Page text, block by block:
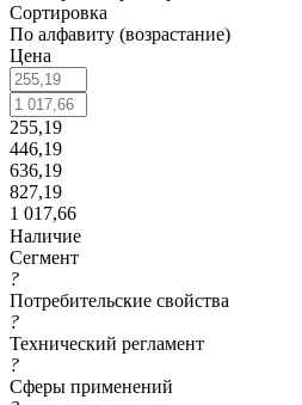
Сортировка
По алфавиту (возрастание)
Цена
255,19
446,19
636,19
827,19
1 017,66
Наличие
Сегмент
?
Потребительские свойства
?
Технический регламент
?
Сферы применений